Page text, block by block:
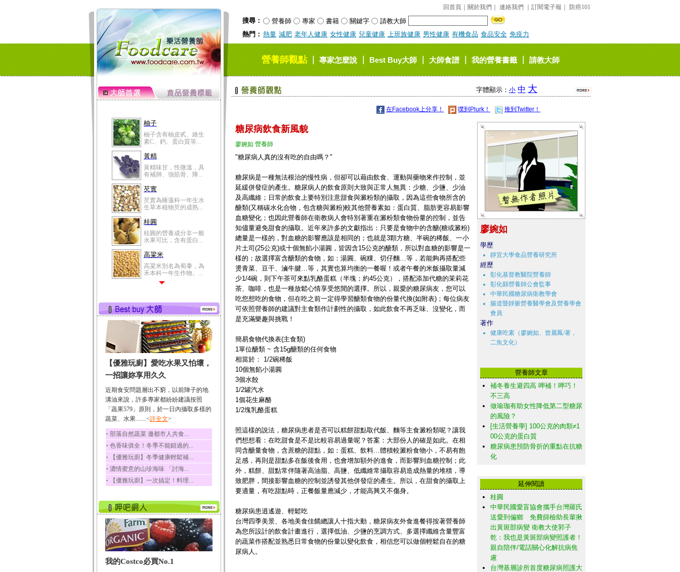
回首頁 關於我們 連絡我們 訂閱電子報 防癌101
搜尋： 營養師 專家 書籍 關鍵字
請教大師
熱門： 熱量 減肥 老年人健康 女性健康 兒童健康 上班族健康 男性健康 有機食品 食品安全 免疫力
營養師觀點｜專家怎麼說｜Best Buy大師｜大師食譜｜我的營養書籤｜請教大師
柚子
柚子含有柚皮甙、維生
素C、鈣、蛋白質等...
黃精
黃精味甘，性微溫，具
有補肺、強筋骨、降...
芡實
芡實為睡蓮科一年生水
生草本植物芡的成熟...
桂圓
桂圓的營養成分非一般
水果可比，含有蛋白...
高粱米
高粱米別名為蜀黍，為
禾本科一年生作物。...
有蛋白質、脂肪、磷...
鮪魚
鮪魚肚肉中的不飽和脂
肪酸內富含EPA和DH...
韭菜
韭菜所含的膳食纖維能
幫助消化與通便；揮...
冬瓜
冬瓜營養價值高，鈉含
量極低是水腫病人的...
豆豉
豆豉裡頭含有營養的蛋
白質、脂肪、鈣、磷...
榛果
榛果裡所含的營養素有
蛋白質、脂肪、醣類...
迷迭香
酸、迷迭香酸、植物...
咖啡
咖啡中的咖啡因會刺激
中樞神經系統，特別...
椰子
椰子含有糖類、脂肪、
【優雅玩廚】愛吃水果又怕壞，
一招讓妳享用久久
近期食安問題層出不窮，以前陣子的地
溝油來說，許多專家都紛紛建議按照
「蔬果579」原則，於一日內攝取多樣的
蔬菜、水果.......<詳全文>
‧ 部落自然蔬菜 邀都市人共食...
‧ 色香味俱全！冬季不能錯過的...
‧ 【優雅玩廚】冬季健康輕鬆補...
‧ 濃情蜜意的山珍海味 「討海...
‧ 【優雅玩廚】一次搞定！料理...
我的Costco必買No.1
字體顯示： 小 中 大
在Facebook上分享！ 噗到Plurk！ 推到Twitter！
糖尿病飲食新風貌
廖婉如 營養師
"糖尿病人真的沒有吃的自由嗎？"
糖尿病是一種無法根治的慢性病，但卻可以藉由飲食、運動與藥物來作控制，並
延緩併發症的產生。糖尿病人的飲食原則大致與正常人無異：少糖、少鹽、少油
及高纖維；日常的飲食上要特別注意甜食與澱粉類的攝取，因為這些食物所含的
醣類(又稱碳水化合物，包含糖與澱粉)較其他營養素如：蛋白質、脂肪更容易影響
血糖變化；也因此營養師在衛教病人會特別著重在澱粉類食物份量的控制，並告
知儘量避免甜食的攝取。近年來許多的文獻指出：只要是食物中的含醣(糖或澱粉)
總量是一樣的，對血糖的影響應該是相同的；也就是3顆方糖、半碗的稀飯、一小
片土司(25公克)或十個無餡小湯圓，皆因含15公克的醣類，所以對血糖的影響是一
樣的；故選擇富含醣類的食物，如：湯圓、碗粿、切仔麵…等，若能夠再搭配些
燙青菜、豆干、滷牛腱…等，其實也算均衡的一餐喔！或者午餐的米飯攝取量減
少1/4碗，則下午茶可來點乳酪蛋糕（半塊；約45公克），搭配添加代糖的茉莉花
茶、咖啡，也是一種放鬆心情享受悠閒的選擇。所以，親愛的糖尿病友，您可以
吃您想吃的食物，但在吃之前一定得學習醣類食物的份量代換(如附表)；每位病友
可依照營養師的建議對主食類作計劃性的攝取，如此飲食不再乏味、沒變化，而
是充滿樂趣與挑戰！
簡易食物代換表(主食類)
1單位醣類 ~ 含15g醣類的任何食物
相當於： 1/2碗稀飯
10個無餡小湯圓
3個水餃
1/2罐汽水
1個花生麻酪
1/2塊乳酪蛋糕
照這樣的說法，糖尿病患者是否可以糕餅甜點取代飯、麵等主食澱粉類呢？讓我
們想想看：在吃甜食是不是比較容易過量呢？答案：大部份人的確是如此。在相
同含醣量食物，含蔗糖的甜點，如：蛋糕、飲料…體積較澱粉食物小，不易有飽
足感，再則是甜點多在飯後食用，也會增加額外的進食，而影響到血糖控制；此
外，糕餅、甜點常伴隨著高油脂、高鹽、低纖維常攝取容易造成熱量的堆積，導
致肥胖，間接影響血糖的控制並誘發其他併發症的產生。所以，在甜食的攝取上
要適量，有吃甜點時，正餐飯量應減少，才能高興又不傷身。
糖尿病患逍遙遊、輕鬆吃
台灣四季美景、各地美食佳餚總讓人十指大動，糖尿病友外食進餐得按著營養師
為您所設計的飲食計畫進行，選擇低油、少鹽的烹調方式、多選擇纖維含量豐富
的蔬菜作搭配並熟悉日常食物的份量以變化飲食，相信您可以做個輕鬆自在的糖
尿病人。
廖婉如
學歷
靜宜大學食品營養研究所
經歷
彰化基督教醫院營養師
彰化縣營養師公會監事
中華民國糖尿病衛教學會
腸道暨靜脈營養醫學會及營養學會
會員
著作
健康吃素（廖婉如、曾麗鳳/著，
二魚文化）
營養師文章
補冬養生避四高 呷補！呷巧！
不三高
做瑜珈有助女性降低第二型糖尿
的風險？
[生活營養學] 100公克的肉類≠1
00公克的蛋白質
糖尿病患預防骨折的重點在抗糖
化
延伸閱讀
桂圓
中華民國愛盲協會攜手台灣羅氏
送愛到偏鄉 免費篩檢助長輩揪
出黃斑部病變 衛教大使郭子
乾：我也是黃斑部病變照護者！
親自陪伴/電話關心化解抗病焦
慮
台灣基層診所首度糖尿病照護大